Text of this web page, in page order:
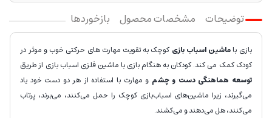
توضیحات مشخصات محصول بازخوردها
بازی باماشین اسباب بازی کوچک به تقویت مهارت های حرکتی خوب و موثر در
کودک کمک می کند. کودکان به هنگام بازی با ماشین فلزی اسباب بازی از طریق
توسعه هماهنگی دست و چشم و مهارت با استفاده از هر دو دست خود یاد
می‌گیرند، زیرا ماشین‌های اسباب‌بازی کوچک را حمل می‌کنند، می‌برند، پرتاب
می‌کنند، هل می‌دهند و می‌کشند.